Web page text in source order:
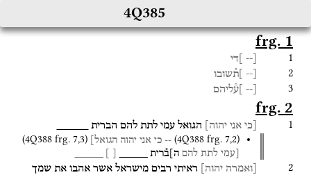
4Q385
frg. 1
1
[-- ]די
2
[-- ]ת֯שובו
3
[-- ]ע֯ליהם
frg. 2
1 [כי אני יהוה] הגואל עמי לתת להם הברית
(4Q388 frg. 7,2)
-- כי אני יהוה הגואל] (4Q388 frg. 7,3)
[עמי לתת להם ה]ב֯רית
2 [ואמרה יהוה] ראיתי רבים מישראל אשר אהבו את שמך